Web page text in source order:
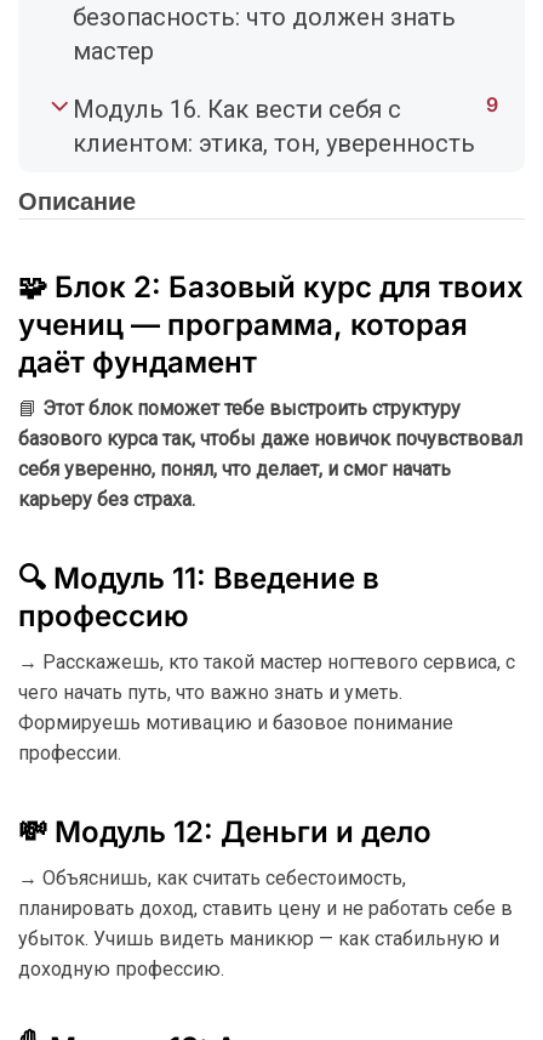
безопасность: что должен знать
мастер
Модуль 16. Как вести себя с
клиентом: этика, тон, уверенность
9
Описание
🧩 Блок 2: Базовый курс для твоих
учениц — программа, которая
даёт фундамент
📘 Этот блок поможет тебе выстроить структуру
базового курса так, чтобы даже новичок почувствовал
себя уверенно, понял, что делает, и смог начать
карьеру без страха.
🔍 Модуль 11: Введение в
профессию
→ Расскажешь, кто такой мастер ногтевого сервиса, с
чего начать путь, что важно знать и уметь.
Формируешь мотивацию и базовое понимание
профессии.
💸 Модуль 12: Деньги и дело
→ Объяснишь, как считать себестоимость,
планировать доход, ставить цену и не работать себе в
убыток. Учишь видеть маникюр — как стабильную и
доходную профессию.